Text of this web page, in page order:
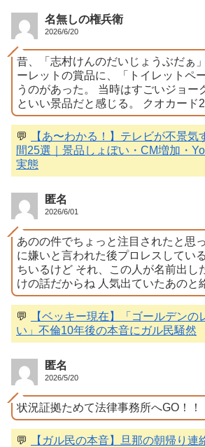
名無しの権兵衛
2026/6/20
昔、「志村けんのだいじょうぶだぁ
ーレットの賞品に、「トイレットペ
うのがあった。 当時はすごいジョー
といい景品だと感じる。 クオカード
💬
【あ〜わかる！】テレビが不景気
間25選｜景品しょぼい・CM増加・
実態
匿名
2026/6/01
あのの件でちょっと注目されたと思
に嫌いと言われた後プロレスしてい
ちいるけど それ、この人が名前出し
けの話だからね 人気出ていたあのと
💬
【ベッキー現在】「ゴールデンの
い」不倫10年後の本音にガル民騒然
匿名
2026/5/20
状況証拠ためて法律事務所へGO！！
💬
【ガル民の本音】旦那の朝帰り連